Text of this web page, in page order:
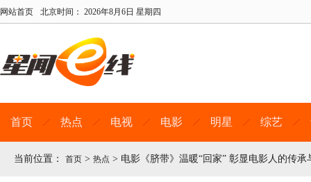
网站首页 北京时间： 2026年8月6日 星期四
首页 热点 电视 电影 明星 综艺
当前位置： 首页 > 热点 > 电影《脐带》温暖“回家” 彰显电影人的传承